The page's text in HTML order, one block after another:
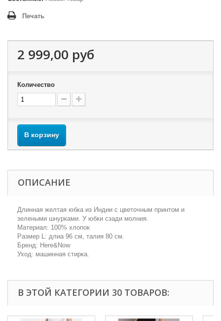
Печать
2 999,00 руб
Количество
В корзину
ОПИСАНИЕ
Длинная желтая юбка из Индии с цветочным принтом и
зелеными шнурками. У юбки сзади молния.
Материал: 100% хлопок
Размер L: длиа 96 см, талия 80 см.
Бренд: Here&Now
Уход: машинная стирка.
В ЭТОЙ КАТЕГОРИИ 30 ТОВАРОВ: